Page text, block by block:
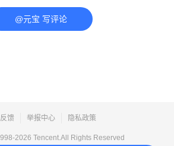
@元宝 写评论
馈 举报中心 隐私政策
2026 Tencent.All Rights Reserved